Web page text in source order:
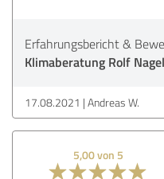
Erfahrungsbericht &
Klimaberatung Rolf
17.08.2021 Andreas W.
5,00 von 5